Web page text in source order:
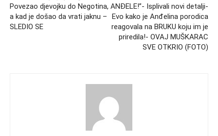
Povezao djevojku do Negotina,
a kad je došao da vrati jaknu –
SLEDIO SE
ANĐELE!”- Isplivali novi detalji-
Evo kako je Anđelina porodica
reagovala na BRUKU koju im je
priredila!- OVAJ MUŠKARAC
SVE OTKRIO (FOTO)